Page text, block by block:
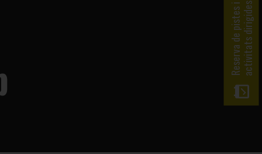
Reserva de pistes iactivitats dirigides